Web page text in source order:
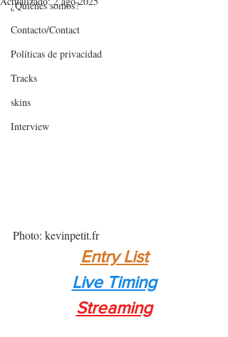
¿Quiénes somos?
Contacto/Contact
Políticas de privacidad
Tracks
skins
Interview
Photo: kevinpetit.fr
Entry List
Live Timing
Streaming